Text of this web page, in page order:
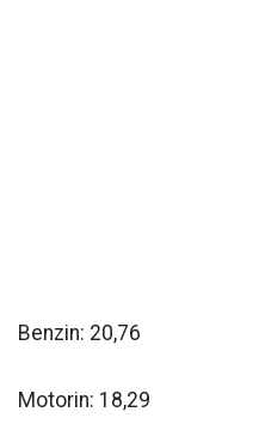
Benzin: 20,76
Motorin: 18,29